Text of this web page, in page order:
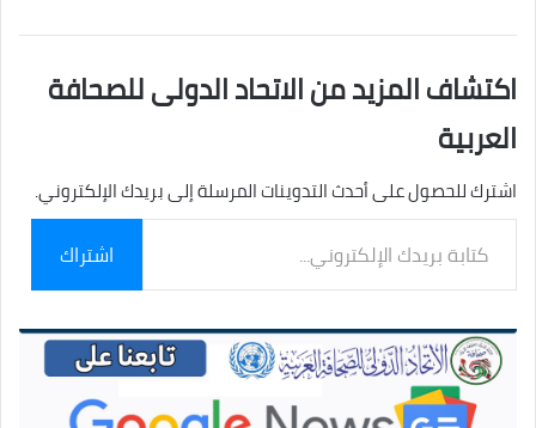
اكتشاف المزيد من الاتحاد الدولى للصحافة
العربية
اشترك للحصول على أحدث التدوينات المرسلة إلى بريدك الإلكتروني.
بريدك
الإلكتروني...
اشتراك